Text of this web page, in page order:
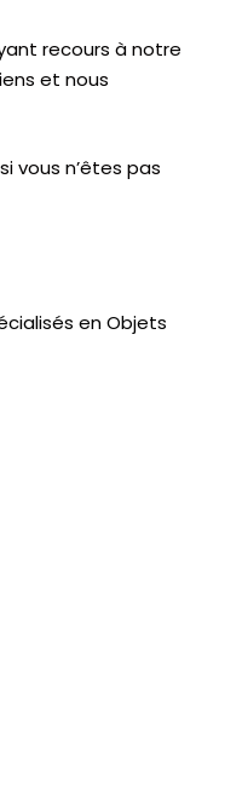
recours à notre
et nous
vous n’êtes pas
en Objets